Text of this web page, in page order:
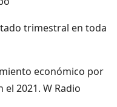
trimestral en toda
económico por
2021. W Radio